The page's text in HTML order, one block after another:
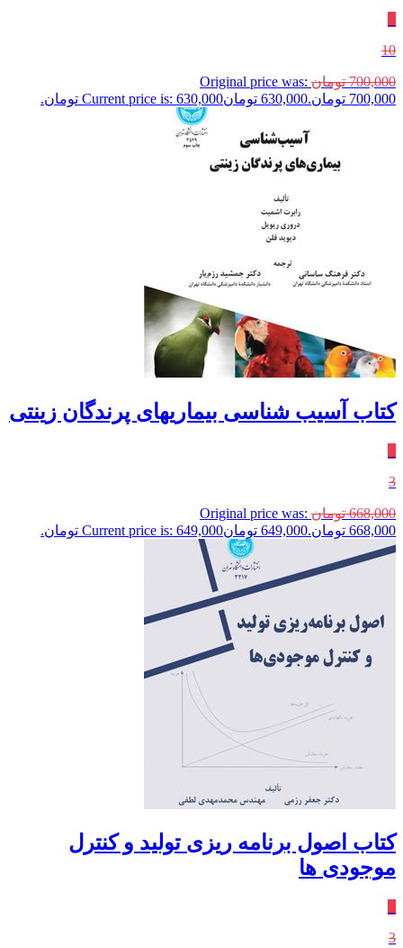
10
700,000 تومان Original price was:
700,000 تومان.
630,000 تومانCurrent price is: 630,000 تومان.
کتاب آسیب شناسی بیماریهای پرندگان زینتی
3
668,000 تومان Original price was:
668,000 تومان.
649,000 تومانCurrent price is: 649,000 تومان.
کتاب اصول برنامه ریزی تولید و کنترل
موجودی ها
3